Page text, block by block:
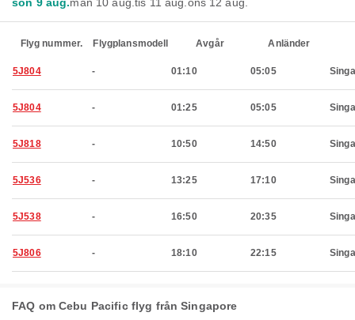
Flyg nummer. Flygplansmodell Avgår Anländer
5J804 - 01:10 05:05
5J804 - 01:25 05:05
5J818 - 10:50 14:50
5J536 - 13:25 17:10
5J538 - 16:50 20:35
5J806 - 18:10 22:15
FAQ om Cebu Pacific flyg från Singapore